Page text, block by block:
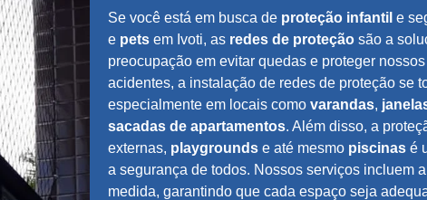
Se você está em busca de proteção infantil e
e pets em Ivoti, as redes de proteção são a
preocupação em evitar quedas e proteger
acidentes, a instalação de redes de proteção se
especialmente em locais como varandas,
sacadas de apartamentos. Além disso, a
externas, playgrounds e até mesmo piscinas é
a segurança de todos. Nossos serviços incluem
medida, garantindo que cada espaço seja